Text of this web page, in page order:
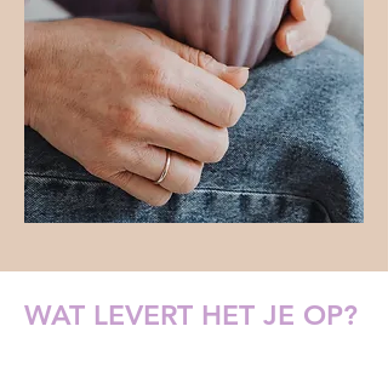
WAT LEVERT HET JE OP?